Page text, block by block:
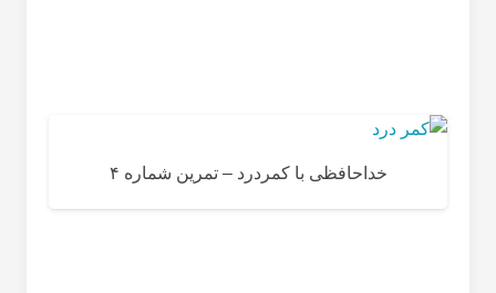
خداحافظی با کمردرد – تمرین شماره ۴